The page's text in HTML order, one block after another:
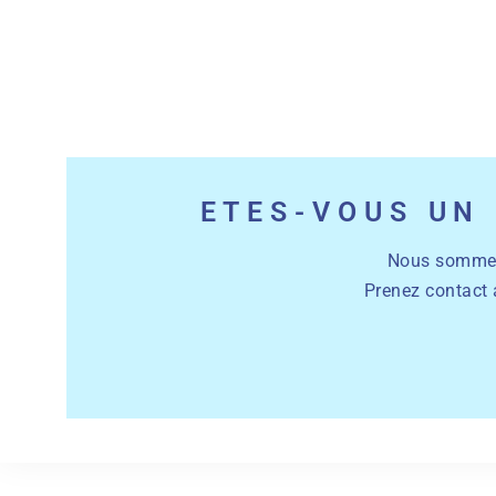
ETES-VOUS
Nous
Prenez